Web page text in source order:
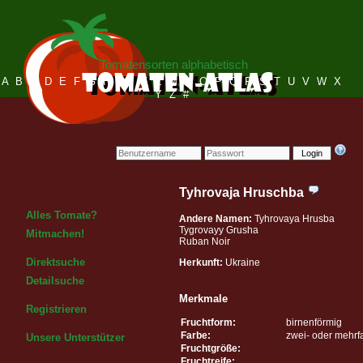
Login
Tomatensorten alphabetisch
A B C D E F G H I J K L M N O P Q R S T U V W X
Y Z #
Alles Tomate?
Mitmachen!
Direktsuche
Detailsuche
Registrieren
Unsere Unterstützer
Tyhrovaja Hruschba
Andere Namen: Tyhrovaya Hrusba
Tygrovayy Grusha
Ruban Noir
Herkunft: Ukraine
Merkmale
Fruchtform:
birnenförmig
Farbe:
zwei- oder
Fruchtgröße: